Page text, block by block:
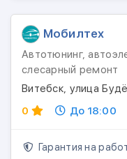
Мобилтех
Автотюнинг,
слесарный ремонт
Витебск, улица
0
До 18:00
Гарантия на